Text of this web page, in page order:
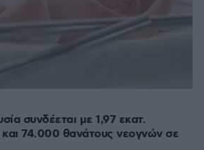
συνδέεται με 1,97 εκατ.
74.000 θανάτους νεογνών σε